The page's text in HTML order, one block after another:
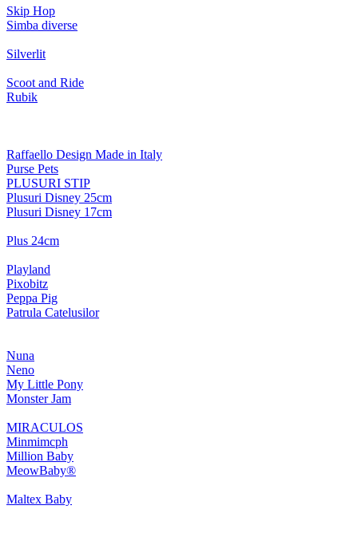
Skip Hop
Simba diverse
Silverlit
Scoot and Ride
Rubik
Raffaello Design Made in Italy
Purse Pets
PLUSURI STIP
Plusuri Disney 25cm
Plusuri Disney 17cm
Plus 24cm
Playland
Pixobitz
Peppa Pig
Patrula Catelusilor
Nuna
Neno
My Little Pony
Monster Jam
MIRACULOS
Minmimcph
Million Baby
MeowBaby®
Maltex Baby